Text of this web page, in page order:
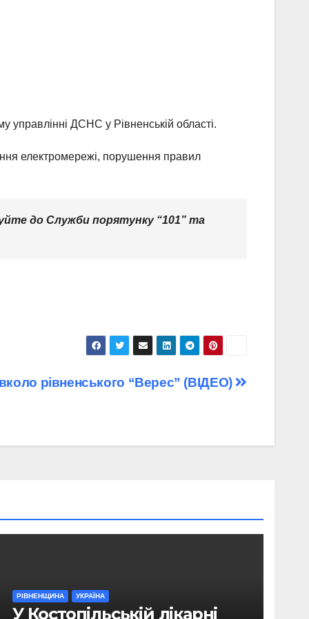
управлінні ДСНС у Рівненській області.
електромережі, порушення правил
до Служби порятунку “101” та
рівненського “Верес” (ВІДЕО)
РІВНЕНЩИНА УКРАЇНА
У Костопільській лікарні